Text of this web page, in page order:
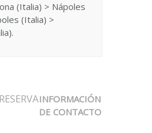
(Italia) > Nápoles
(Italia) >
INFORMACIÓN
DE CONTACTO